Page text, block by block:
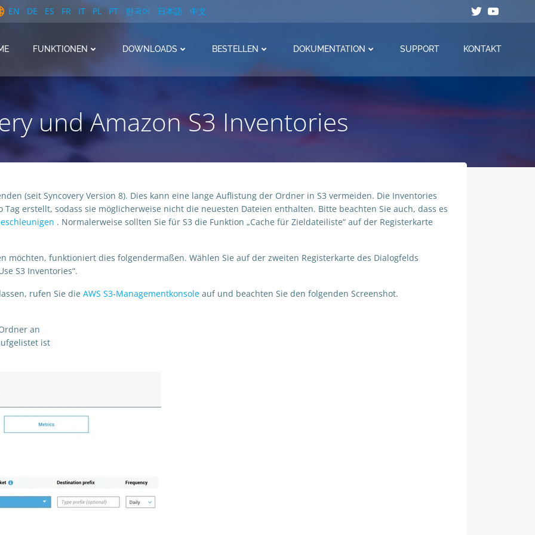
EN DE ES FR IT PL PT 한국어 日本語 中文
FUNKTIONEN DOWNLOADS BESTELLEN DOKUMENTATION SUPPORT KONTAKT
und Amazon S3 Inventories
(seit Syncovery Version 8). Dies kann eine lange Auflistung der Ordner in S3 vermeiden. Die Inventories
erstellt, sodass sie möglicherweise nicht die neuesten Dateien enthalten. Bitte beachten Sie auch, dass es
. Normalerweise sollten Sie für S3 die Funktion „Cache für Zieldateiliste“ auf der Registerkarte
möchten, funktioniert dies folgendermaßen. Wählen Sie auf der zweiten Registerkarte des Dialogfelds
S3 Inventories“.
rufen Sie die AWS S3-Managementkonsole auf und beachten Sie den folgenden Screenshot.
an
ist